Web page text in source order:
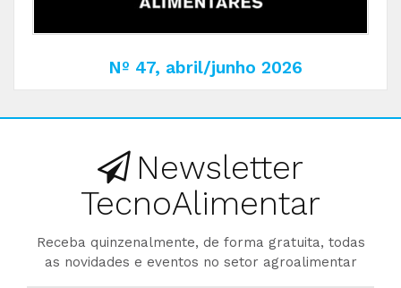
Nº 47, abril/junho 2026
Newsletter
TecnoAlimentar
Receba quinzenalmente, de forma gratuita, todas
as novidades e eventos no setor agroalimentar